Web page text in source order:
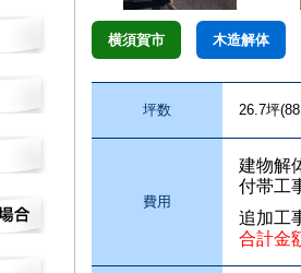
横須賀市 木造解体
坪数 26.7坪
費用
建物解
付帯工
追加工
合計金